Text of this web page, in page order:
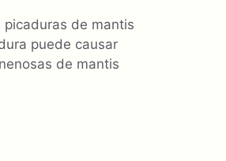
de mantis
puede causar
de mantis